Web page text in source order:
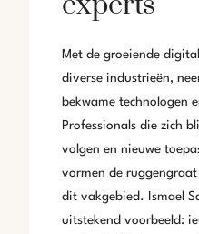
Met de groeiende
diverse industrieën,
bekwame technologen
Professionals die zich
volgen en nieuwe
vormen de
dit vakgebied. Ismael
uitstekend voorbeeld: